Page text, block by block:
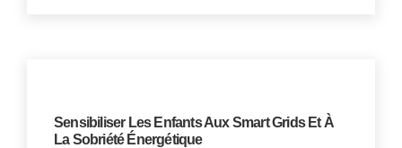
Sensibiliser Les Enfants Aux Smart Grids Et À
La Sobriété Énergétique